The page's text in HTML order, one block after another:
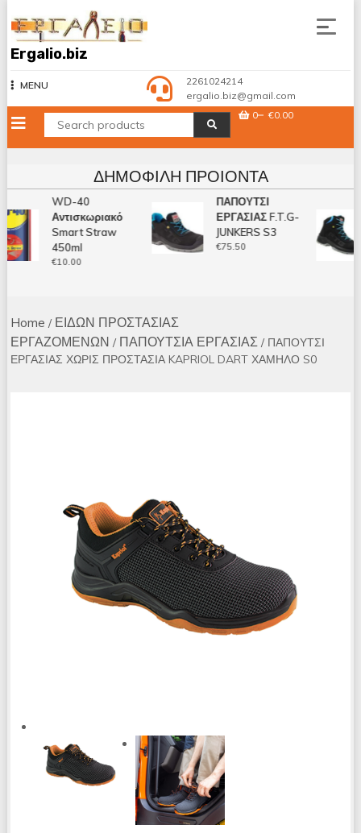
to
content
Ergalio.biz
MENU
2261024214
ergalio.biz@gmail.com
0
€0.00
ΔΗΜΟΦΙΛΉ ΠΡΟΙΌΝΤΑ
WD-40
Αντισκωριακό
Smart Straw
450ml
€10.00
ΠΑΠΟΥΤΣΙ
ΕΡΓΑΣΙΑΣ F.T.G-
JUNKERS S3
€75.50
Home / ΕΙΔΩΝ ΠΡΟΣΤΑΣΙΑΣ
ΕΡΓΑΖΟΜΕΝΩΝ / ΠΑΠΟΥΤΣΙΑ ΕΡΓΑΣΙΑΣ / ΠΑΠΟΥΤΣΙ
ΕΡΓΑΣΙΑΣ ΧΩΡΙΣ ΠΡΟΣΤΑΣΙΑ KAPRIOL DART ΧΑΜΗΛΟ S0